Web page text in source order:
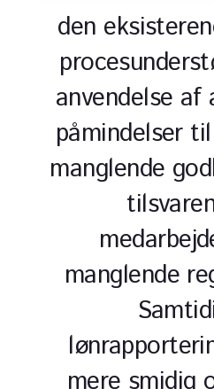
den
anvendelse
påmindelser
manglende
manglende
mere smidig